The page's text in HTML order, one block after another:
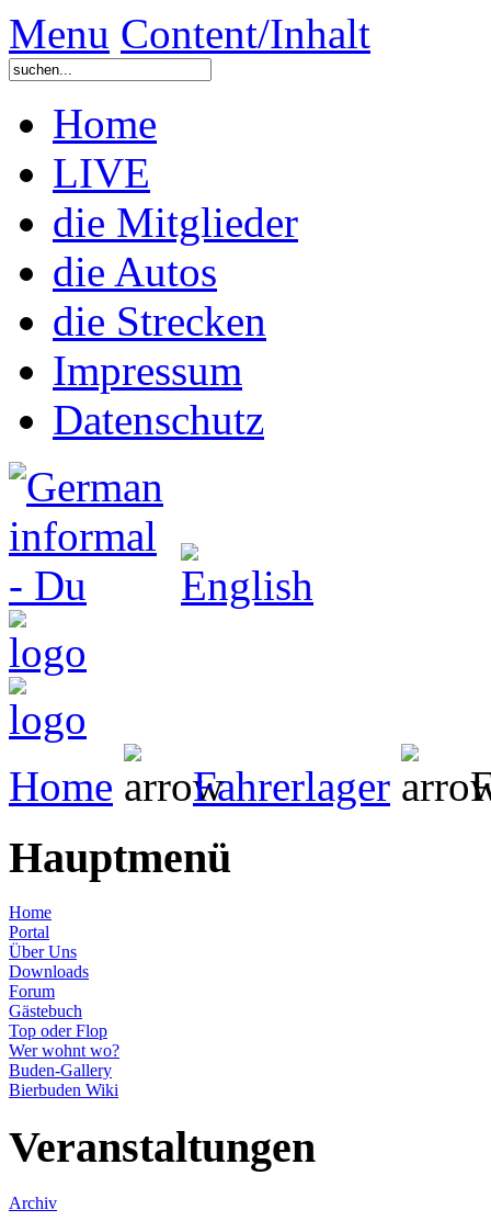
Menu Content/Inhalt
Home
LIVE
die Mitglieder
die Autos
die Strecken
Impressum
Datenschutz
Home Fahrerlager
Hauptmenü
Home
Portal
Über Uns
Downloads
Forum
Gästebuch
Top oder Flop
Wer wohnt wo?
Buden-Gallery
Bierbuden Wiki
Veranstaltungen
Archiv